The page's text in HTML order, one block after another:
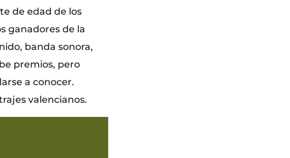
de edad de los
ganadores de la
banda sonora,
premios, pero
a conocer.
valencianos.